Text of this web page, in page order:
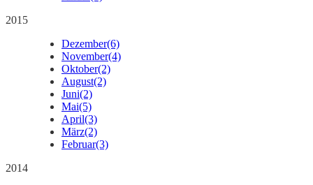
2015
Dezember(6)
November(4)
Oktober(2)
August(2)
Juni(2)
Mai(5)
April(3)
März(2)
Februar(3)
2014